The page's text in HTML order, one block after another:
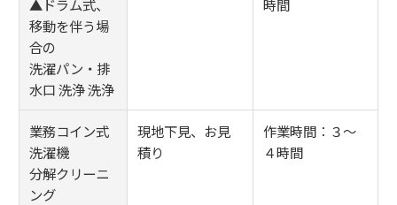
▲ドラム式、
移動を伴う場
合の
洗濯パン・排
水口 洗浄 洗浄
時間
業務コイン式
洗濯機
分解クリーニ
ング
現地下見、お見
積り
作業時間：３～
４時間